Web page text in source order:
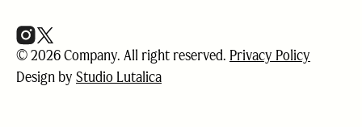
© 2026 Company. All right reserved. Privacy Policy
Design by Studio Lutalica